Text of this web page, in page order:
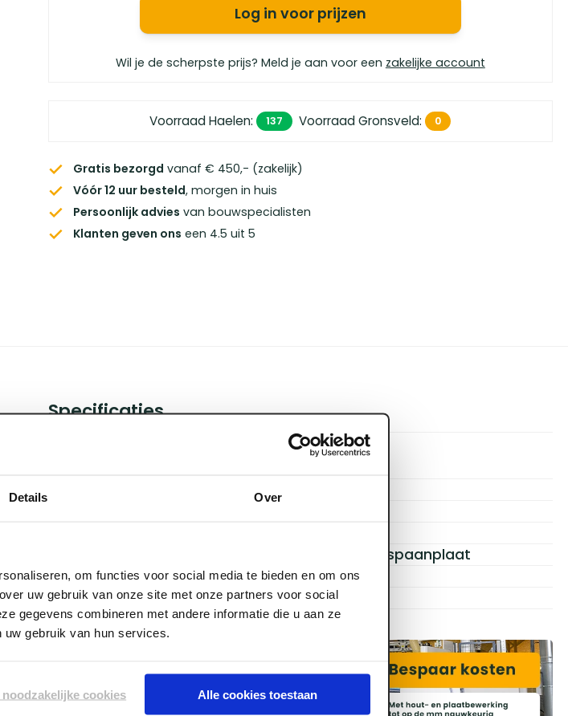
Details Over
om functies voor social media te bieden en om ons
uw gebruik van onze site met onze partners voor social
gegevens combineren met andere informatie die u aan ze
gebruik van hun services.
noodzakelijke cookies Alle cookies toestaan
Log in voor prijzen
Wil je de scherpste prijs? Meld je aan voor een zakelijke account
Voorraad Haelen: 137 Voorraad Gronsveld: 0
Gratis bezorgd vanaf € 450,- (zakelijk)
Vóór 12 uur besteld, morgen in huis
Persoonlijk advies van bouwspecialisten
Klanten geven ons een 4.5 uit 5
Specificaties
2.600 mm
Cementgebonden spaanplaat
Afwerking
Rechte kanten
Oppervlakte
3,25 m2